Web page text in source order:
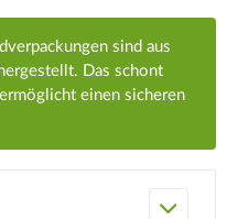
sind aus
Das schont
einen sicheren